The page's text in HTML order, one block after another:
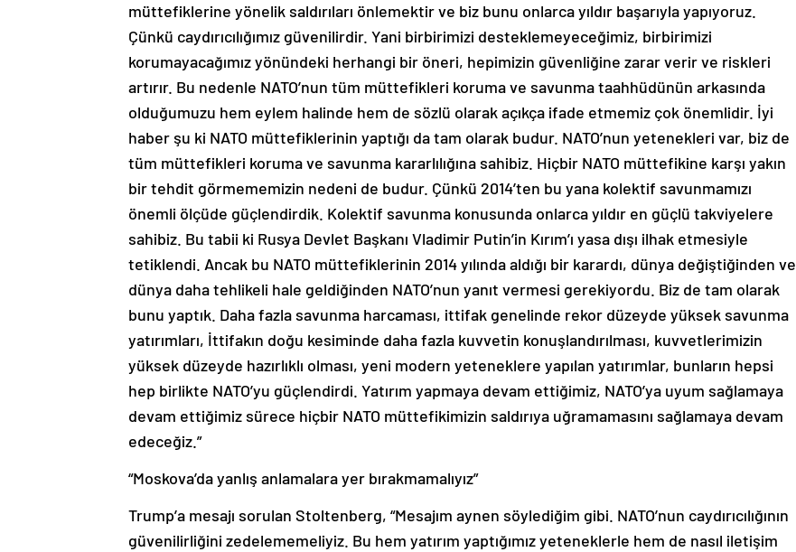
müttefiklerine yönelik saldırıları önlemektir ve biz bunu onlarca yıldır başarıyla yapıyoruz.
Çünkü caydırıcılığımız güvenilirdir. Yani birbirimizi desteklemeyeceğimiz, birbirimizi
korumayacağımız yönündeki herhangi bir öneri, hepimizin güvenliğine zarar verir ve riskleri
artırır. Bu nedenle NATO’nun tüm müttefikleri koruma ve savunma taahhüdünün arkasında
olduğumuzu hem eylem halinde hem de sözlü olarak açıkça ifade etmemiz çok önemlidir. İyi
haber şu ki NATO müttefiklerinin yaptığı da tam olarak budur. NATO’nun yetenekleri var, biz de
tüm müttefikleri koruma ve savunma kararlılığına sahibiz. Hiçbir NATO müttefikine karşı yakın
bir tehdit görmememizin nedeni de budur. Çünkü 2014’ten bu yana kolektif savunmamızı
önemli ölçüde güçlendirdik. Kolektif savunma konusunda onlarca yıldır en güçlü takviyelere
sahibiz. Bu tabii ki Rusya Devlet Başkanı Vladimir Putin’in Kırım’ı yasa dışı ilhak etmesiyle
tetiklendi. Ancak bu NATO müttefiklerinin 2014 yılında aldığı bir karardı, dünya değiştiğinden ve
dünya daha tehlikeli hale geldiğinden NATO’nun yanıt vermesi gerekiyordu. Biz de tam olarak
bunu yaptık. Daha fazla savunma harcaması, ittifak genelinde rekor düzeyde yüksek savunma
yatırımları, İttifakın doğu kesiminde daha fazla kuvvetin konuşlandırılması, kuvvetlerimizin
yüksek düzeyde hazırlıklı olması, yeni modern yeteneklere yapılan yatırımlar, bunların hepsi
hep birlikte NATO’yu güçlendirdi. Yatırım yapmaya devam ettiğimiz, NATO’ya uyum sağlamaya
devam ettiğimiz sürece hiçbir NATO müttefikimizin saldırıya uğramamasını sağlamaya devam
edeceğiz.”
“Moskova’da yanlış anlamalara yer bırakmamalıyız”
Trump’a mesajı sorulan Stoltenberg, “Mesajım aynen söylediğim gibi. NATO’nun caydırıcılığının
güvenilirliğini zedelememeliyiz. Bu hem yatırım yaptığımız yeteneklerle hem de nasıl iletişim